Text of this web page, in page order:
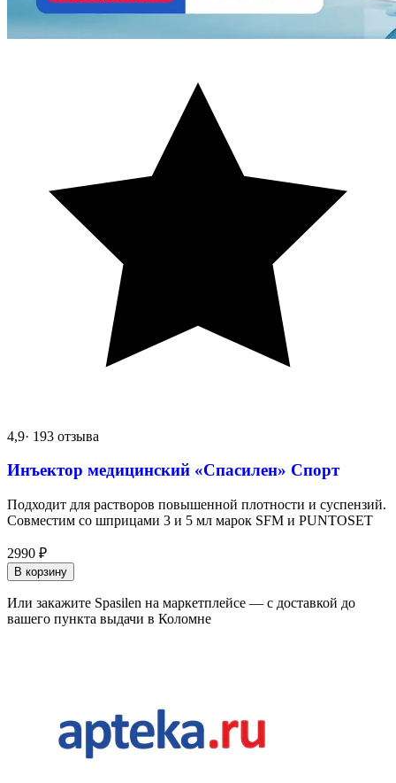
4,9· 193 отзыва
Инъектор медицинский «Спасилен» Спорт
Подходит для растворов повышенной плотности и суспензий.
Совместим со шприцами 3 и 5 мл марок SFM и PUNTOSET
2990 ₽
В корзину
Или закажите Spasilen на маркетплейсе — с доставкой до
вашего пункта выдачи в Коломне